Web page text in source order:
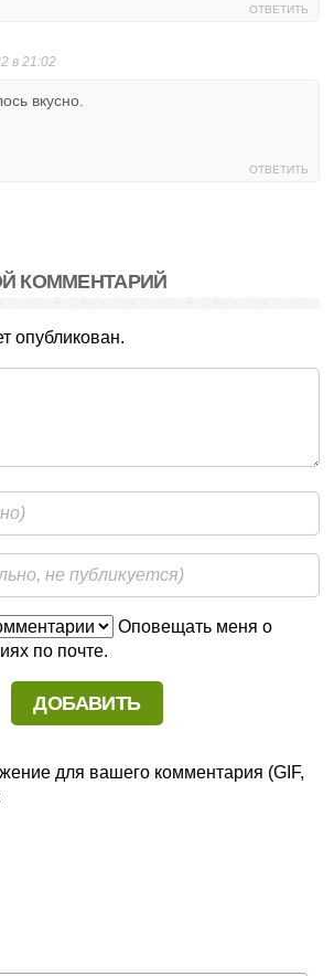
ОТВЕТИТЬ
в 21:02
вкусно.
ОТВЕТИТЬ
КОММЕНТАРИЙ
опубликован.
Оповещать меня о
по почте.
для вашего комментария (GIF,